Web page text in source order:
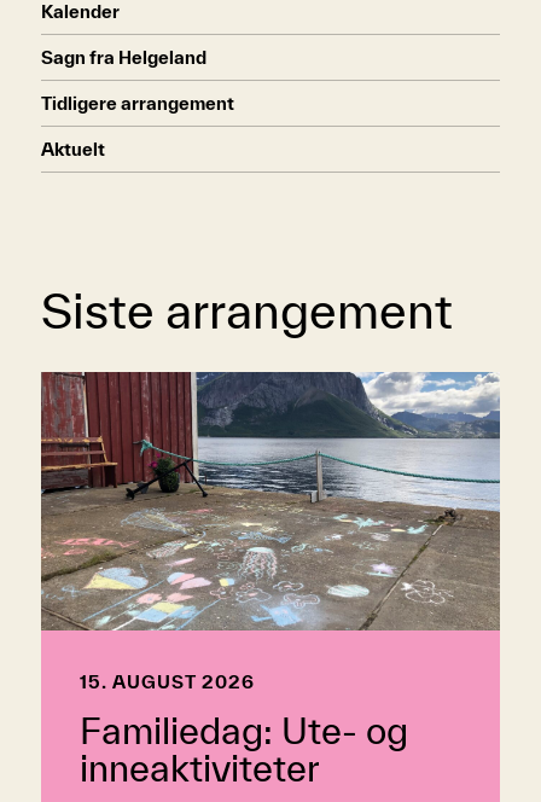
Kalender
Sagn fra Helgeland
Tidligere arrangement
Aktuelt
Siste arrangement
15. AUGUST 2026
Familiedag: Ute- og
inneaktiviteter